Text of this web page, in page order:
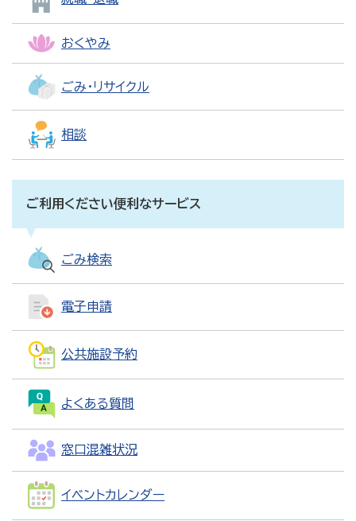
おくやみ
ごみ・リサイクル
相談
ご利用ください便利なサービス
ごみ検索
電子申請
公共施設予約
よくある質問
窓口混雑状況
イベントカレンダー